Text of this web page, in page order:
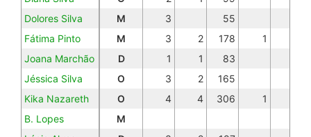
Dolores Silva
M 3
55
Fátima Pinto
M 3 2 178
1
Joana Marchão
D 1 1
83
Jéssica Silva
O 3 2
165
Kika Nazareth
O 4 4 306
1
B. Lopes
M